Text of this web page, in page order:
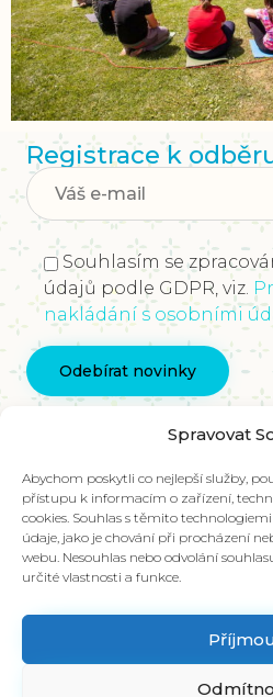
Spravovat
Abychom poskytli co nejlepší služby,
přístupu k informacím o zařízení,
cookies. Souhlas s těmito
údaje, jako je chování při procházení
webu. Nesouhlas nebo odvolání
určité vlastnosti a funkce.
Registrace k
Souhlasím se
údajů podle GDPR, viz.
nakládání s osobními
Kontaktujte nás
Nadace Pangea, Rohanské
186 00 Praha 8
V případě zájmu o
kontaktujte kolegy na